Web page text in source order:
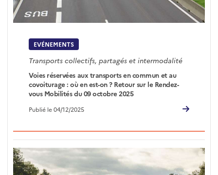
EVÉNEMENTS
Transports collectifs, partagés et intermodalité
Voies réservées aux transports en commun et au
covoiturage : où en est-on ? Retour sur le Rendez-
vous Mobilités du 09 octobre 2025
Publié le 04/12/2025